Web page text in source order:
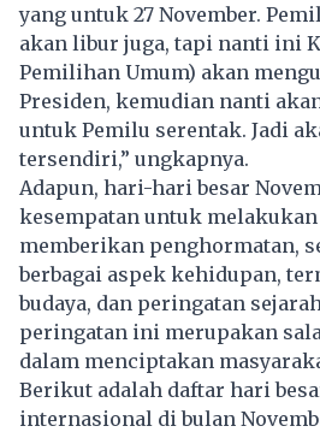
yang untuk 27 November.
akan libur juga, tapi nanti ini
Pemilihan Umum) akan
Presiden, kemudian nanti
untuk Pemilu serentak. Jadi
tersendiri,” ungkapnya.
Adapun, hari-hari besar
kesempatan untuk
memberikan penghormatan,
berbagai aspek kehidupan,
budaya, dan peringatan
peringatan ini merupakan
dalam menciptakan
Berikut adalah daftar hari
internasional di bulan